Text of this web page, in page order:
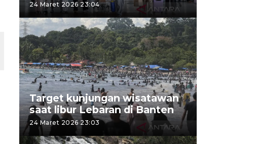
24 Maret 2026 23:04
Target kunjungan wisatawan
saat libur Lebaran di Banten
24 Maret 2026 23:03